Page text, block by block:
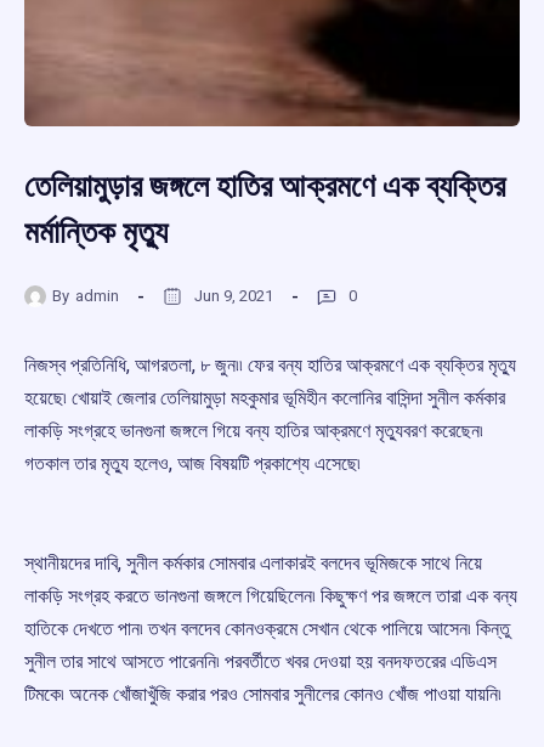
তেলিয়ামুড়ার জঙ্গলে হাতির আক্রমণে এক ব্যক্তির
মর্মান্তিক মৃত্যু
By admin Jun 9, 2021 0
নিজস্ব প্রতিনিধি, আগরতলা, ৮ জুন৷৷ ফের বন্য হাতির আক্রমণে এক ব্যক্তির মৃত্যু
হয়েছে৷ খোয়াই জেলার তেলিয়ামুড়া মহকুমার ভূমিহীন কলোনির বাসিন্দা সুনীল কর্মকার
লাকড়ি সংগ্রহে ভানগুনা জঙ্গলে গিয়ে বন্য হাতির আক্রমণে মৃত্যুবরণ করেছেন৷
গতকাল তার মৃত্যু হলেও, আজ বিষয়টি প্রকাশ্যে এসেছে৷
স্থানীয়দের দাবি, সুনীল কর্মকার সোমবার এলাকারই বলদেব ভূমিজকে সাথে নিয়ে
লাকড়ি সংগ্রহ করতে ভানগুনা জঙ্গলে গিয়েছিলেন৷ কিছুক্ষণ পর জঙ্গলে তারা এক বন্য
হাতিকে দেখতে পান৷ তখন বলদেব কোনওক্রমে সেখান থেকে পালিয়ে আসেন৷ কিন্তু
সুনীল তার সাথে আসতে পারেননি৷ পরবর্তীতে খবর দেওয়া হয় বনদফতরের এডিএস
টিমকে৷ অনেক খোঁজাখুঁজি করার পরও সোমবার সুনীলের কোনও খোঁজ পাওয়া যায়নি৷